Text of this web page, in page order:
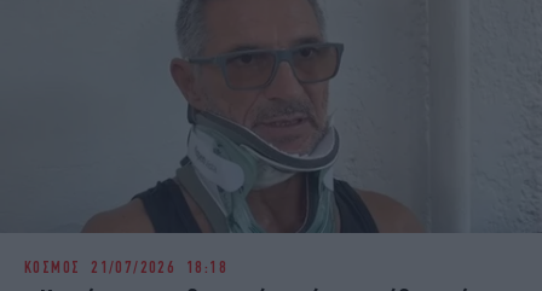
ΚΟΣΜΟΣ 21/07/2026 18:18